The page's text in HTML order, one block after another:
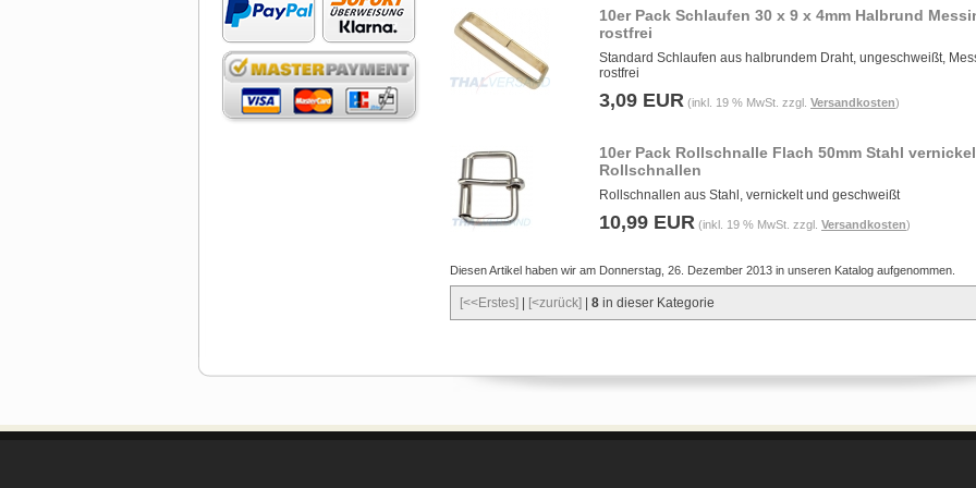
10er Pack Schlaufen 30 x 9 x 4mm Halbrund
rostfrei
Standard Schlaufen aus halbrundem Draht, ungeschweißt,
rostfrei
3,09 EUR (inkl. 19 % MwSt. zzgl. Versandkosten)
10er Pack Rollschnalle Flach 50mm Stahl
Rollschnallen
Rollschnallen aus Stahl, vernickelt und geschweißt
10,99 EUR (inkl. 19 % MwSt. zzgl. Versandkosten)
Diesen Artikel haben wir am Donnerstag, 26. Dezember 2013 in unseren Katalog aufgenommen.
[<<Erstes] [<zurück] 8 in dieser Kategorie